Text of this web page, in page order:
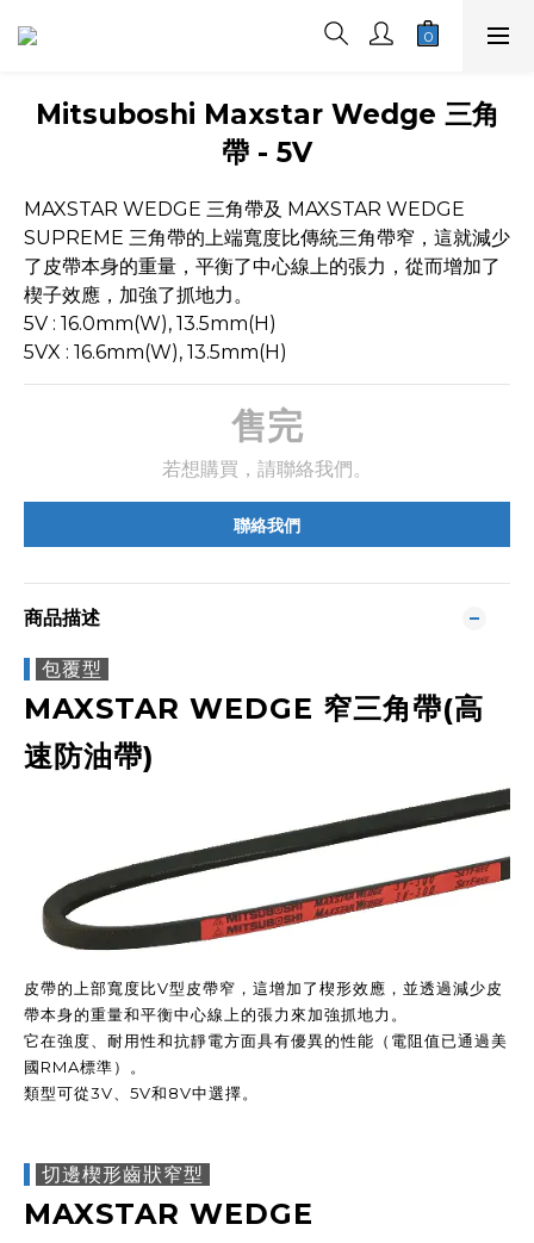
Mitsuboshi Maxstar Wedge 三角
帶 - 5V
MAXSTAR WEDGE 三角帶及 MAXSTAR WEDGE
SUPREME 三角帶的上端寬度比傳統三角帶窄，這就減少
了皮帶本身的重量，平衡了中心線上的張力，從而增加了
楔子效應，加強了抓地力。
5V : 16.0mm(W), 13.5mm(H)
5VX : 16.6mm(W), 13.5mm(H)
售完
若想購買，請聯絡我們。
聯絡我們
商品描述
包覆型
MAXSTAR WEDGE 窄三角帶(高
速防油帶)
皮帶的上部寬度比V型皮帶窄，這增加了楔形效應，並透過減少皮
帶本身的重量和平衡中心線上的張力來加強抓地力。
它在強度、耐用性和抗靜電方面具有優異的性能（電阻值已通過美
國RMA標準）。
類型可從3V、5V和8V中選擇。
切邊楔形齒狀窄型
MAXSTAR WEDGE